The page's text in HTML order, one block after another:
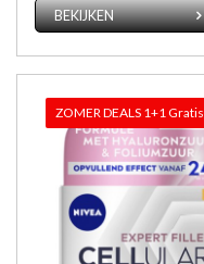
BEKIJKEN
ZOMER DEALS 1+1 Gratis